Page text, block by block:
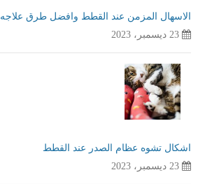
الاسهال المزمن عند القطط وافضل طرق علاجه
23 ديسمبر، 2023
اشكال تشوه عظام الصدر عند القطط
23 ديسمبر، 2023